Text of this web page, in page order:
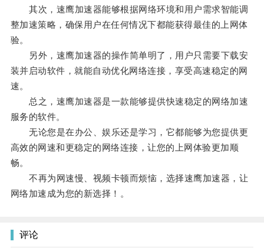
其次，速鹰加速器能够根据网络环境和用户需求智能调
整加速策略，确保用户在任何情况下都能获得最佳的上网体
验。
另外，速鹰加速器的操作简单明了，用户只需要下载安
装并启动软件，就能自动优化网络连接，享受高速稳定的网
速。
总之，速鹰加速器是一款能够提供快速稳定的网络加速
服务的软件。
无论您是在办公、娱乐还是学习，它都能够为您提供更
高效的网速和更稳定的网络连接，让您的上网体验更加顺
畅。
不再为网速慢、视频卡顿而烦恼，选择速鹰加速器，让
网络加速成为您的新选择！。
评论